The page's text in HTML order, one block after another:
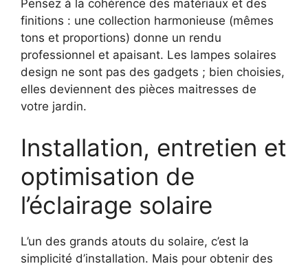
Pensez à la cohérence des matériaux et des
finitions : une collection harmonieuse (mêmes
tons et proportions) donne un rendu
professionnel et apaisant. Les lampes solaires
design ne sont pas des gadgets ; bien choisies,
elles deviennent des pièces maitresses de
votre jardin.
Installation, entretien et
optimisation de
l’éclairage solaire
L’un des grands atouts du solaire, c’est la
simplicité d’installation. Mais pour obtenir des